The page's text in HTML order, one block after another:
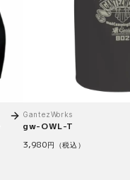
GantezWorks
gw-OWL-T
3,980円（税込）